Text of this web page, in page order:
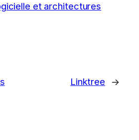
et architectures
Linktree →